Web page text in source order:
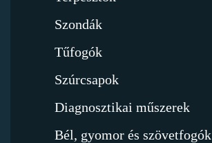
Szondák
Tűfogók
Szúrcsapok
Diagnosztikai műszerek
Bél, gyomor és szövetfogók